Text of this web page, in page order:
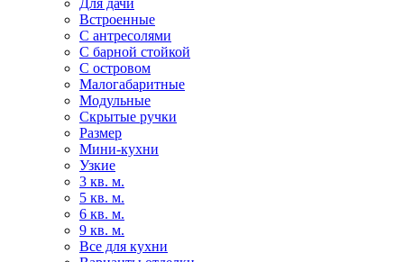
Для дачи
Встроенные
С антресолями
С барной стойкой
С островом
Малогабаритные
Модульные
Скрытые ручки
Размер
Мини-кухни
Узкие
3 кв. м.
5 кв. м.
6 кв. м.
9 кв. м.
Все для кухни